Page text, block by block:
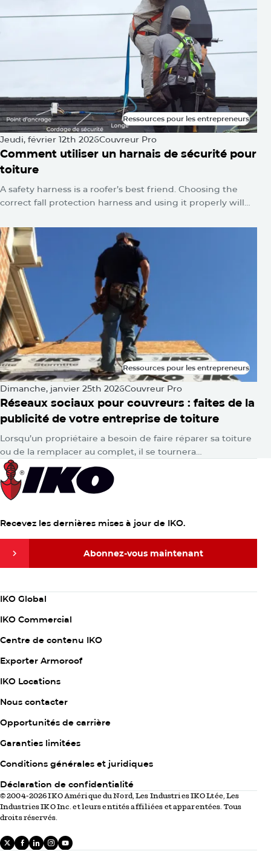
retrouve avec une tache d’eau au plafond ou une toiture
qui s’affaisse.
Ressources pour les entrepreneurs
Ressources pour les entrepreneurs
Jeudi, février 12th 2026Couvreur Pro
Comment utiliser un harnais de sécurité pour
toiture
A safety harness is a roofer’s best friend. Choosing the
correct fall protection harness and using it properly will
correctly.
Ressources pour les entrepreneurs
Ressources pour les entrepreneurs
Dimanche, janvier 25th 2026Couvreur Pro
Réseaux sociaux pour couvreurs : faites de la
publicité de votre entreprise de toiture
Lorsqu’un propriétaire a besoin de faire réparer sa toiture
ou de la remplacer au complet, il se tournera
probablement vers Google pour obtenir des réponses.
Ensuite, consciemment ou…
Recevez les dernières mises à jour de IKO.
Abonnez-vous maintenant
Column
IKO Global
IKO Commercial
Centre de contenu IKO
Exporter Armoroof
Column
IKO Locations
Nous contacter
Opportunités de carrière
Garanties limitées
Column
Conditions générales et juridiques
Déclaration de confidentialité
© 2004-2026 IKO Amérique du Nord, Les Industries IKO Ltée, Les
Industries IKO Inc. et leurs entités affiliées et apparentées. Tous
droits réservés.
X facebook
linkedIninstagram
youtube